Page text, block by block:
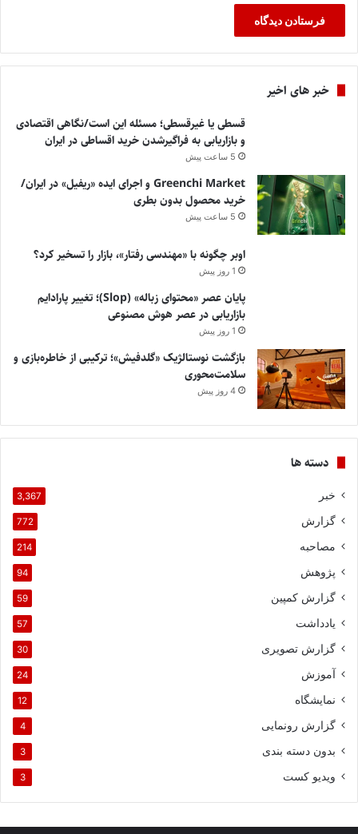
خبر های اخیر
قسطی یا غیرقسطی؛ مسئله این است/نگاهی اقتصادی
و بازاریابی به فراگیرشدن خرید اقساطی در ایران
5 ساعت پیش
Greenchi Market و اجرای ایده «ریفیل» در ایران/
خرید محصول بدون بطری
5 ساعت پیش
اوبر چگونه با «مهندسی رفتار»، بازار را تسخیر کرد؟
1 روز پیش
پایان عصر «محتوای زباله» (Slop)؛ تغییر پارادایم
بازاریابی در عصر هوش مصنوعی
1 روز پیش
بازگشت نوستالژیک «گلدفیش»؛ ترکیبی از خاطره‌بازی و
سلامت‌محوری
4 روز پیش
دسته ها
خبر 3,367
گزارش 772
مصاحبه 214
پژوهش 94
گزارش کمپین 59
یادداشت 57
گزارش تصویری 30
آموزش 24
نمایشگاه 12
گزارش رونمایی 4
بدون دسته بندی 3
ویدیو کست 3